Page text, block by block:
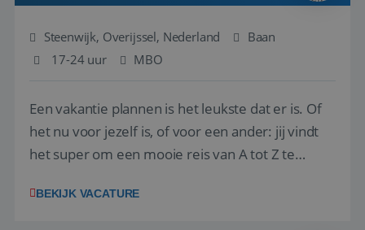
Steenwijk, Overijssel, Nederland
Baan
17-24 uur
MBO
Een vakantie plannen is het leukste dat er is. Of
het nu voor jezelf is, of voor een ander: jij vindt
het super om een mooie reis van A tot Z te
vakantiegangers de meest prachtige plekjes op
BEKIJK VACATURE